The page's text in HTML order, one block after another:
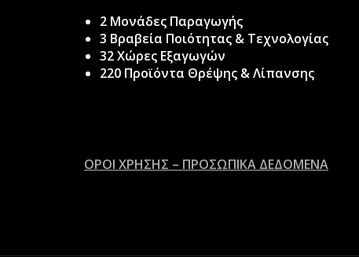
2 Μονάδες Παραγωγής
3 Βραβεία Ποιότητας & Τεχνολογίας
32 Χώρες Εξαγωγών
220 Προϊόντα Θρέψης & Λίπανσης
ΟΡΟΙ ΧΡΗΣΗΣ – ΠΡΟΣΩΠΙΚΑ ΔΕΔΟΜΕΝΑ